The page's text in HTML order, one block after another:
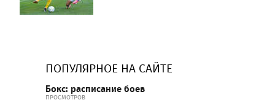
ПОПУЛЯРНОЕ НА САЙТЕ
Бокс: расписание боев
ПРОСМОТРОВ